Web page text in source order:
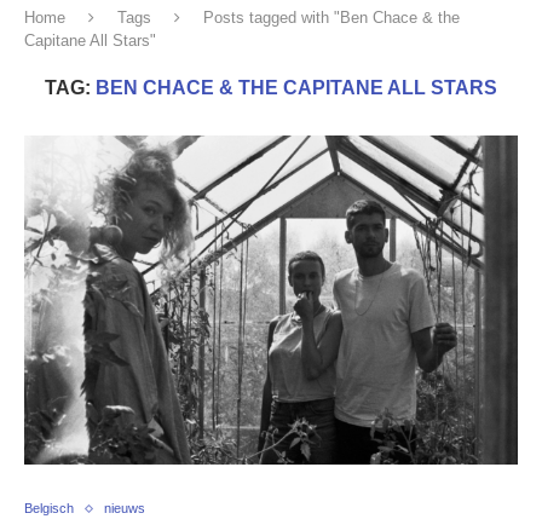
Home Tags
Posts tagged with "Ben Chace & the
Capitane All Stars"
TAG: BEN CHACE & THE CAPITANE ALL STARS
Belgisch nieuws